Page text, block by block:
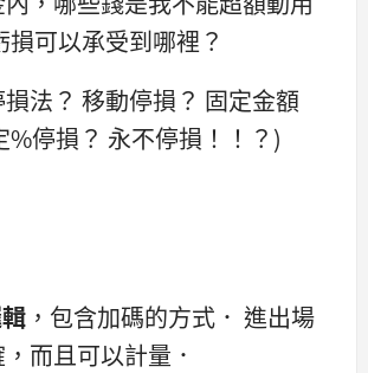
損可以承受到哪裡？
法？ 移動停損？ 固定金額
%停損？ 永不停損！！？)
，包含加碼的方式． 進出場
而且可以計量．